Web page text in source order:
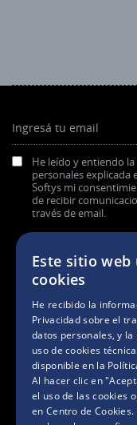
Ingresá tu email
He leído y entiendo
personales explicada
Softys mi
de recibir
través de email.
2025.
Este sitio web
cookies
He recibido la
Privacidadsobre el
datos personales, y
uso de cookies
disponible en la
Al hacer clic en
el uso de las cookies
en Centro de